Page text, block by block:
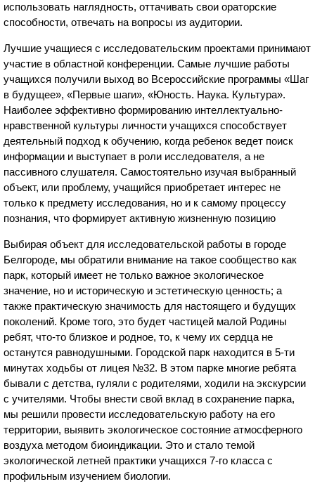
использовать наглядность, оттачивать свои ораторские
способности, отвечать на вопросы из аудитории.
Лучшие учащиеся с исследовательским проектами принимают
участие в областной конференции. Самые лучшие работы
учащихся получили выход во Всероссийские программы «Шаг
в будущее», «Первые шаги», «Юность. Наука. Культура».
Наиболее эффективно формированию интеллектуально-
нравственной культуры личности учащихся способствует
деятельный подход к обучению, когда ребенок ведет поиск
информации и выступает в роли исследователя, а не
пассивного слушателя. Самостоятельно изучая выбранный
объект, или проблему, учащийся приобретает интерес не
только к предмету исследования, но и к самому процессу
познания, что формирует активную жизненную позицию
Выбирая объект для исследовательской работы в городе
Белгороде, мы обратили внимание на такое сообщество как
парк, который имеет не только важное экологическое
значение, но и историческую и эстетическую ценность; а
также практическую значимость для настоящего и будущих
поколений. Кроме того, это будет частицей малой Родины
ребят, что-то близкое и родное, то, к чему их сердца не
останутся равнодушными. Городской парк находится в 5-ти
минутах ходьбы от лицея №32. В этом парке многие ребята
бывали с детства, гуляли с родителями, ходили на экскурсии
с учителями. Чтобы внести свой вклад в сохранение парка,
мы решили провести исследовательскую работу на его
территории, выявить экологическое состояние атмосферного
воздуха методом биоиндикации. Это и стало темой
экологической летней практики учащихся 7-го класса с
профильным изучением биологии.